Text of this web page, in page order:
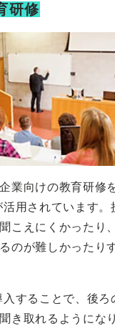
研修
業向けの教育研修
活用されています。
こえにくかったり
のが難しかったり
することで、後ろ
き取れるようにな